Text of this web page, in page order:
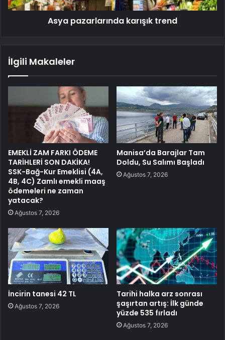
Asya pazarlarında karışık trend
İlgili Makaleler
EMEKLİ ZAM FARKI ÖDEME
TARİHLERİ SON DAKİKA!
SSK-Bağ-Kur Emeklisi (4A,
4B, 4C) Zamlı emekli maaş
ödemeleri ne zaman
yatacak?
Ağustos 7, 2026
Manisa’da Barajlar Tam
Doldu, Su Salımı Başladı
Ağustos 7, 2026
İncirin tanesi 42 TL
Ağustos 7, 2026
Tarihi halka arz sonrası
şaşırtan artış: İlk günde
yüzde 535 fırladı
Ağustos 7, 2026